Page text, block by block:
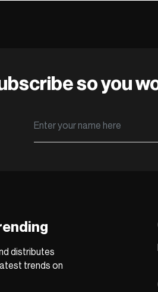
so you
distributes
trends on